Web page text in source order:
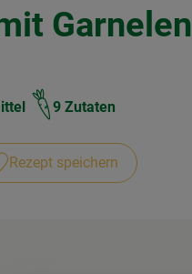
Garnelen
9 Zutaten
Rezept speichern